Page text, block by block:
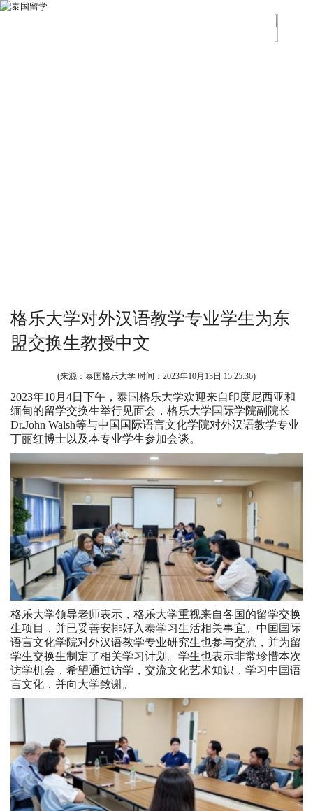
格乐大学对外汉语教学专业学生为东
盟交换生教授中文
(来源：泰国格乐大学 时间： 2023年10月13日 15:25:36)
2023年10月4日下午，泰国格乐大学欢迎来自印度尼西亚和
缅甸的留学交换生举行见面会，格乐大学国际学院副院长
Dr.John Walsh等与中国国际语言文化学院对外汉语教学专业
丁丽红博士以及本专业学生参加会谈。
格乐大学领导老师表示，格乐大学重视来自各国的留学交换
生项目，并已妥善安排好入泰学习生活相关事宜。中国国际
语言文化学院对外汉语教学专业研究生也参与交流，并为留
学生交换生制定了相关学习计划。学生也表示非常珍惜本次
访学机会，希望通过访学，交流文化艺术知识，学习中国语
言文化，并向大学致谢。